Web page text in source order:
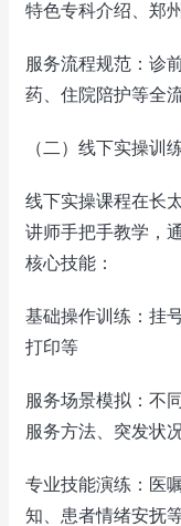
特色专科介绍、郑
服务流程规范：诊
药、住院陪护等全
（二）线下实操训
线下实操课程在长
讲师手把手教学，
核心技能：
基础操作训练：挂
打印等
服务场景模拟：不
服务方法、突发状
专业技能演练：医
知、患者情绪安抚